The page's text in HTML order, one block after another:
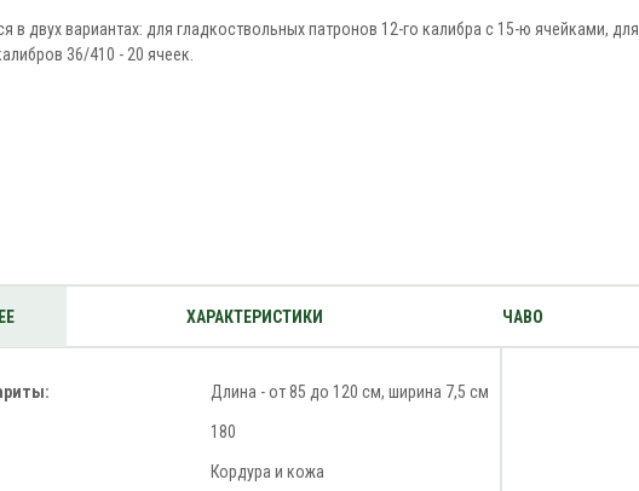
в двух вариантах: для гладкоствольных патронов 12-го калибра с 15-ю ячейками, для
36/410 - 20 ячеек.
ХАРАКТЕРИСТИКИ ЧАВО
Длина - от 85 до 120 см, ширина 7,5 см
180
Кордура и кожа